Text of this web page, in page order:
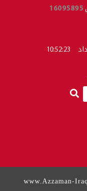
16095895
10:52:23
www.Azzaman-